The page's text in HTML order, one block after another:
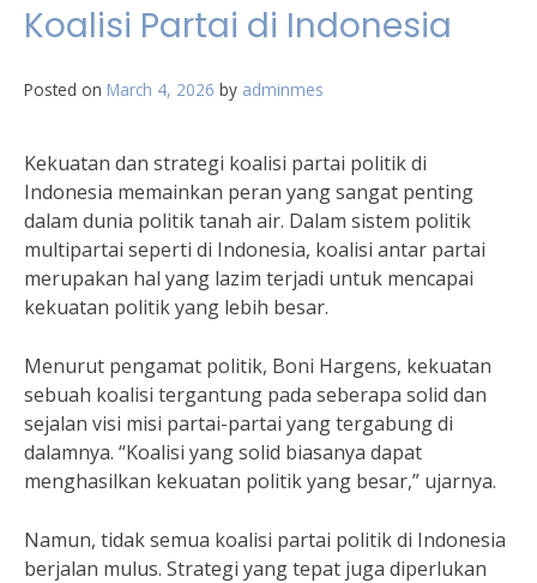
Koalisi Partai di Indonesia
Posted on March 4, 2026 by adminmes
Kekuatan dan strategi koalisi partai politik di
Indonesia memainkan peran yang sangat penting
dalam dunia politik tanah air. Dalam sistem politik
multipartai seperti di Indonesia, koalisi antar partai
merupakan hal yang lazim terjadi untuk mencapai
kekuatan politik yang lebih besar.
Menurut pengamat politik, Boni Hargens, kekuatan
sebuah koalisi tergantung pada seberapa solid dan
sejalan visi misi partai-partai yang tergabung di
dalamnya. “Koalisi yang solid biasanya dapat
menghasilkan kekuatan politik yang besar,” ujarnya.
Namun, tidak semua koalisi partai politik di Indonesia
berjalan mulus. Strategi yang tepat juga diperlukan